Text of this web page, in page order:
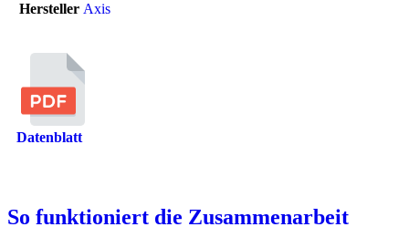
Hersteller Axis
Datenblatt
So funktioniert die Zusammenarbeit